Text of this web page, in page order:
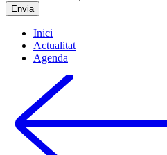
Inici
Actualitat
Agenda